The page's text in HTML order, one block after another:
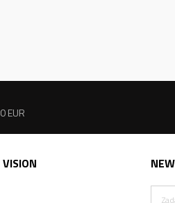
EUR